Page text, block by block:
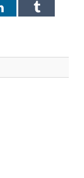
LinkedInTumblr